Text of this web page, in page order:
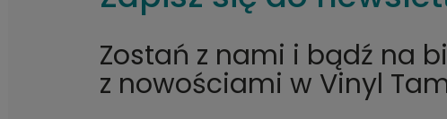
Zostań z nami i bądź na
z nowościami w Vinyl